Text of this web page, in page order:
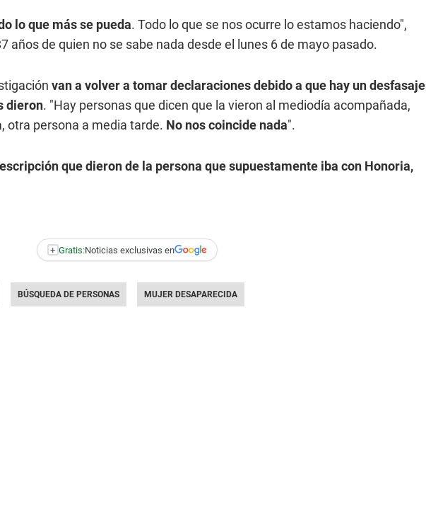
lo que más se pueda. Todo lo que se nos ocurre lo estamos haciendo",
años de quien no se sabe nada desde el lunes 6 de mayo pasado.
van a volver a tomar declaraciones debido a que hay un desfasaje
dieron. "Hay personas que dicen que la vieron al mediodía acompañada,
otra persona a media tarde. No nos coincide nada".
que dieron de la persona que supuestamente iba con Honoria,
+ Gratis:Noticias exclusivas en
BÚSQUEDA DE PERSONAS MUJER DESAPARECIDA